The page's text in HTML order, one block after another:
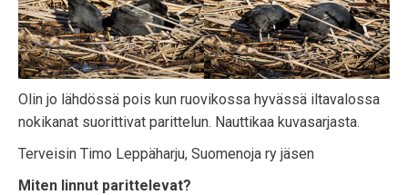
Olin jo lähdössä pois kun ruovikossa hyvässä iltavalossa
nokikanat suorittivat parittelun. Nauttikaa kuvasarjasta.
Terveisin Timo Leppäharju, Suomenoja ry jäsen
Miten linnut parittelevat?